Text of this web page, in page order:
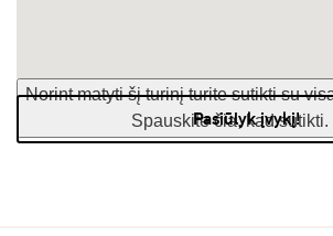
Norint matyti šį turinį turite sutikti su
Spauskite čia, kad sutikti.
Pasiūlyk įvykį!